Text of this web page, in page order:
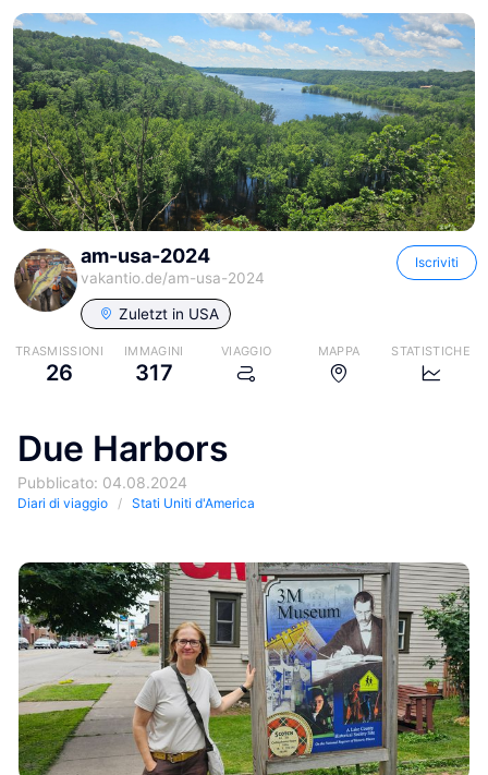
am-usa-2024
vakantio.de/am-usa-2024
Iscriviti
Zuletzt in USA
TRASMISSIONI
26
IMMAGINI
317
VIAGGIO MAPPA STATISTICHE
Due Harbors
Pubblicato: 04.08.2024
Diari di viaggio Stati Uniti d'America